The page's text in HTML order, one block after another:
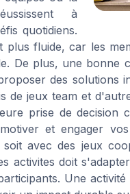
à
quotidiens.
plus fluide, car les
De plus, une bonne
des solutions
de jeux team et
prise de
et engager vos
avec des jeux
activites doit
Une